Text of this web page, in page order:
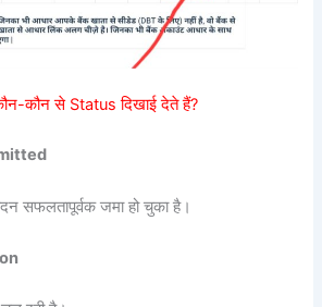
कौन से Status दिखाई देते हैं?
सफलतापूर्वक जमा हो चुका है।